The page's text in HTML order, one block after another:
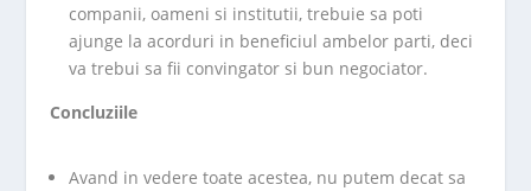
companii, oameni si institutii, trebuie sa poti
ajunge la acorduri in beneficiul ambelor parti, deci
va trebui sa fii convingator si bun negociator.
Concluziile
Avand in vedere toate acestea, nu putem decat sa